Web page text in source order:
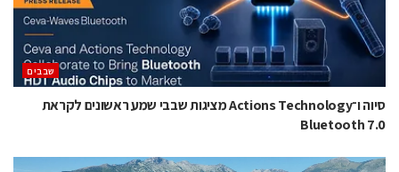
‫שבבים‬
סיוה ו־Actions Technology מציגות שבבי שמע ראשונים לקראת
Bluetooth 7.0